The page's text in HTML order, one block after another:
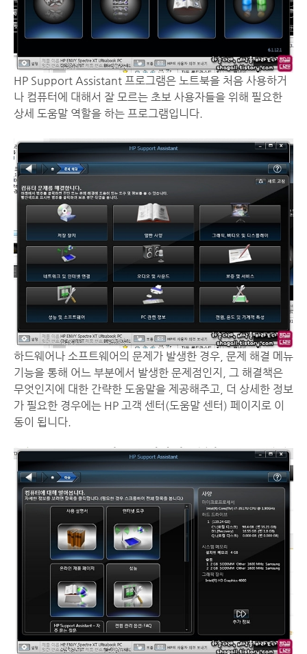
HP Support Assistant 프로그램은 노트북을 처음 사용하거
나 컴퓨터에 대해서 잘 모르는 초보 사용자들을 위해 필요한
상세 도움말 역할을 하는 프로그램입니다.
하드웨어나 소프트웨어의 문제가 발생한 경우, 문제 해결 메뉴
기능을 통해 어느 부분에서 발생한 문제점인지, 그 해결책은
무엇인지에 대한 간략한 도움말을 제공해주고, 더 상세한 정보
가 필요한 경우에는 HP 고객 센터(도움말 센터) 페이지로 이
동이 됩니다.